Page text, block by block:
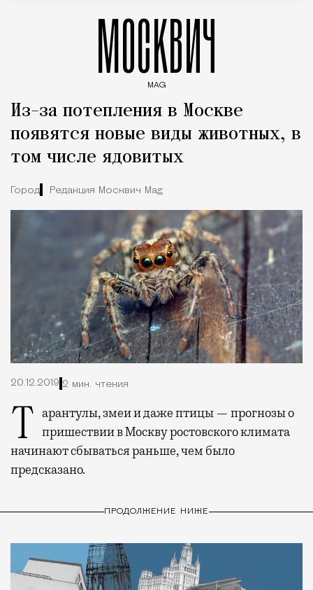
МОСКВИЧ
MAG
Из-за потепления в Москве
появятся новые виды животных, в
том числе ядовитых
Город Редакция Москвич Mag
20.12.2019 2 мин. чтения
Тарантулы, змеи и даже птицы — прогнозы о пришествии в Москву ростовского климата
начинают сбываться раньше, чем было
предсказано.
ПРОДОЛЖЕНИЕ НИЖЕ